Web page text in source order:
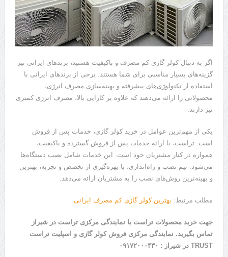
اگر به دنبال کولر گازی کم مصرف و باکیفیت هستید، برندهای ایرانی نیز
گزینه‌های بسیار مناسبی برای شما هستند. برخی از برندهای ایرانی با
استفاده از تکنولوژی‌های پیشرفته و بهینه‌سازی مصرف انرژی،
محصولاتی را ارائه می‌دهند که علاوه بر کارایی بالا، مصرف انرژی کمتری
نیز دارند.
یکی از مهم‌ترین عوامل در خرید کولر گازی، خدمات پس از فروش
است. تراست، با ارائه خدمات پس از فروش گسترده و باکیفیت،
همواره در کنار مشتریان خود است. این خدمات شامل نصب دستگاه‌ها
می‌شود. تیم نصب و راه‌اندازی، با بهره‌گیری از تخصص و تجربه، بهترین
و بهینه‌ترین روش‌های نصب را به مشتریان ارائه می‌دهد.
مطلب مرتبط: بهترین کولر گازی کم مصرف ایرانی
جهت خرید محصولات تراست با نمایندگی مرکزی تراست در شیراز
تماس بگیرید. نمایندگی مرکزی فروش کولر گازی و اسپلیت تراست
TRUST در شیراز : ۰۹۱۷۲۰۰۰۴۳۰